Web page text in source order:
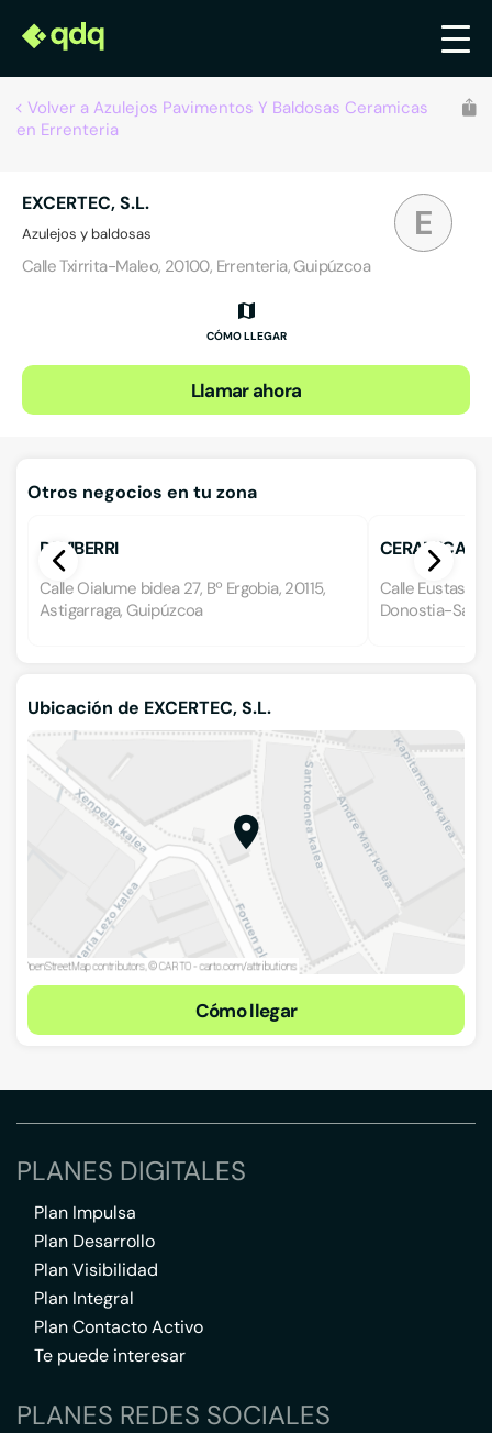
Volver a Azulejos Pavimentos Y Baldosas Ceramicas
en Errenteria
E
EXCERTEC, S.L.
Azulejos y baldosas
Calle Txirrita-Maleo, 20100, Errenteria, Guipúzcoa
CÓMO LLEGAR
Llamar ahora
Otros negocios en tu zona
PAVIBERRI
Calle Oialume bidea 27, Bº Ergobia, 20115,
Astigarraga, Guipúzcoa
CERAMICAS
Calle Eustasio
Donostia-San
Ubicación de EXCERTEC, S.L.
Cómo llegar
PLANES DIGITALES
Plan Impulsa
Plan Desarrollo
Plan Visibilidad
Plan Integral
Plan Contacto Activo
Te puede interesar
PLANES REDES SOCIALES